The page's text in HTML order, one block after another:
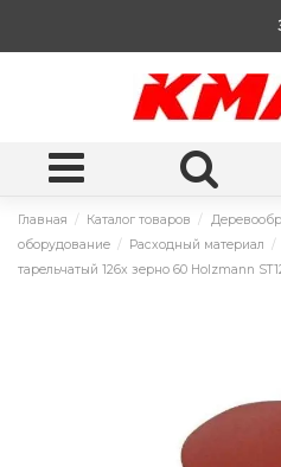
Главная Каталог товаров
оборудование
Расходный материал
тарельчатый 126x зерно 60 Holzmann